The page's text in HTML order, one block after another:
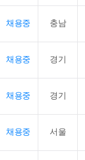
채용중 충남
채용중 경기
채용중 경기
채용중 서울